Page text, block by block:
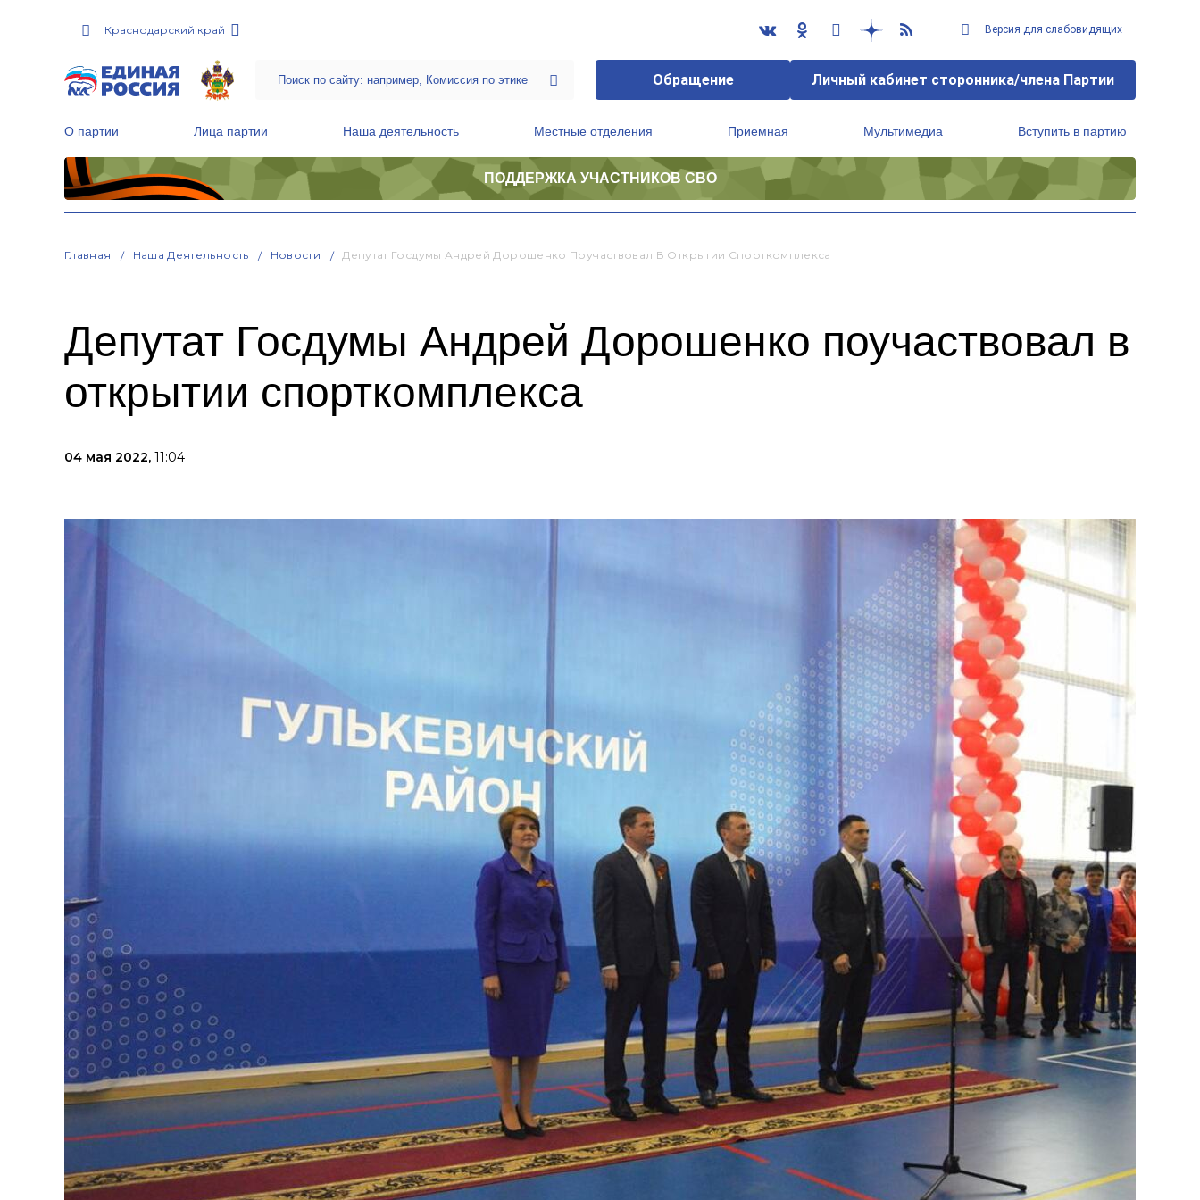
Краснодарский край Версия для слабовидящих
Обращение Личный кабинет сторонника/члена Партии
О партии Лица партии Наша деятельность Местные отделения Приемная Мультимедиа Вступить в партию
ПОДДЕРЖКА УЧАСТНИКОВ СВО
Главная Наша Деятельность Новости Депутат Госдумы Андрей Дорошенко Поучаствовал В Открытии Спорткомплекса
Депутат Госдумы Андрей Дорошенко поучаствовал в
открытии спорткомплекса
04 мая 2022, 11:04